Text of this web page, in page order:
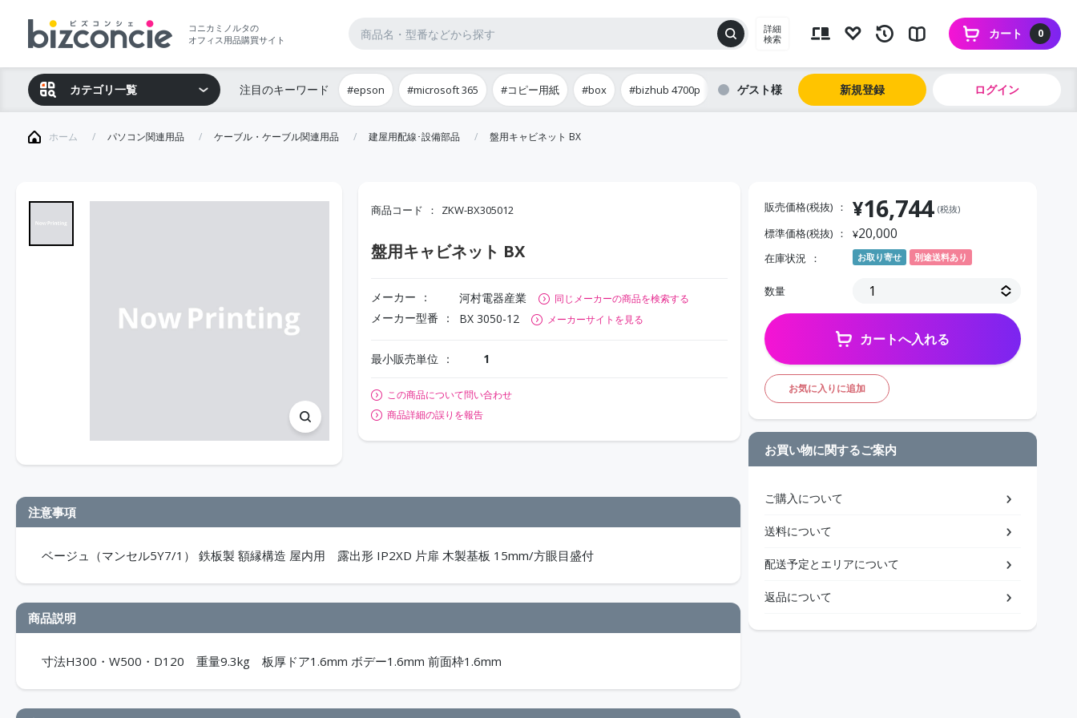
コニカミノルタの
オフィス用品購買サイト
詳細
検索
0
カート
カテゴリ一覧 注目のキーワード #epson #microsoft 365 #コピー用紙 #box #bizhub 4700p ゲスト 新規登録 ログイン
ホーム パソコン関連用品 ケーブル・ケーブル関連用品 建屋用配線･設備部品 盤用キャビネット BX
商品コード ZKW-BX305012
盤用キャビネット BX
メーカー 河村電器産業 同じメーカーの商品を検索する
メーカー型番 BX 3050-12 メーカーサイトを見る
最小販売単位 1
この商品について問い合わせ
商品詳細の誤りを報告
注意事項
ベージュ（マンセル5Y7/1） 鉄板製 額縁構造 屋内用 露出形 IP2XD 片扉 木製基板 15mm/方眼目盛付
商品説明
寸法H300・W500・D120 重量9.3kg 板厚ドア1.6mm ボデー1.6mm 前面枠1.6mm
販売価格(税抜) ¥16,744 (税抜)
標準価格(税抜) ¥20,000
在庫状況 お取り寄せ 別途送料あり
数量
カートへ入れる
お気に入りに追加
お買い物に関するご案内
ご購入について
送料について
配送予定とエリアについて
返品について